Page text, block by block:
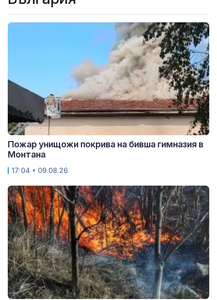
Пожар унищожи покрива на бивша гимназия в
Монтана
17:04 • 09.08.26